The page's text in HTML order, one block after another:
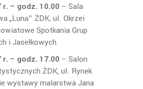
r. – godz. 10.00 – Sala
„Luna” ŻDK, ul. Okrzei
Spotkania Grup
i Jasełkowych
r. – godz. 17.00 – Salon
ŻDK, ul. Rynek
wystawy malarstwa Jana